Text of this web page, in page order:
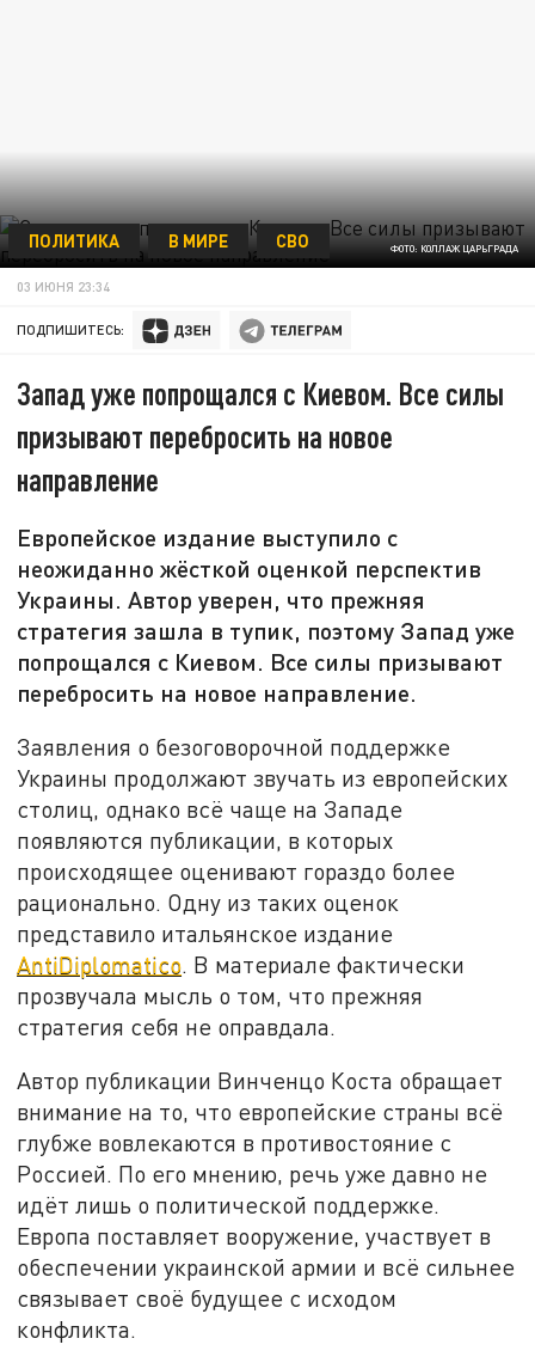
ФОТО: КОЛЛАЖ ЦАРЬГРАДА
ПОЛИТИКА В МИРЕ СВО
03 ИЮНЯ 23:34
ПОДПИШИТЕСЬ:
Запад уже попрощался с Киевом. Все силы
призывают перебросить на новое
направление
Европейское издание выступило с
неожиданно жёсткой оценкой перспектив
Украины. Автор уверен, что прежняя
стратегия зашла в тупик, поэтому Запад уже
попрощался с Киевом. Все силы призывают
перебросить на новое направление.
Заявления о безоговорочной поддержке
Украины продолжают звучать из европейских
столиц, однако всё чаще на Западе
появляются публикации, в которых
происходящее оценивают гораздо более
рационально. Одну из таких оценок
представило итальянское издание
AntiDiplomatico. В материале фактически
прозвучала мысль о том, что прежняя
стратегия себя не оправдала.
Автор публикации Винченцо Коста обращает
внимание на то, что европейские страны всё
глубже вовлекаются в противостояние с
Россией. По его мнению, речь уже давно не
идёт лишь о политической поддержке.
Европа поставляет вооружение, участвует в
обеспечении украинской армии и всё сильнее
связывает своё будущее с исходом
конфликта.